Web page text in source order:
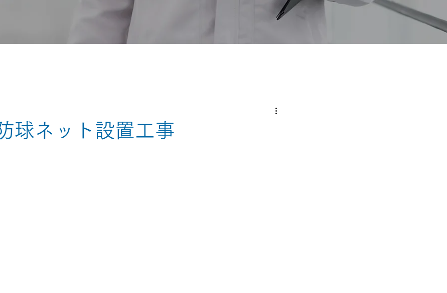
ネット設置工事